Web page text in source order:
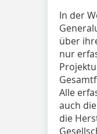
In der
über
nur
Alle
auch
die